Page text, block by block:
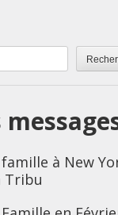
à New
Tribu